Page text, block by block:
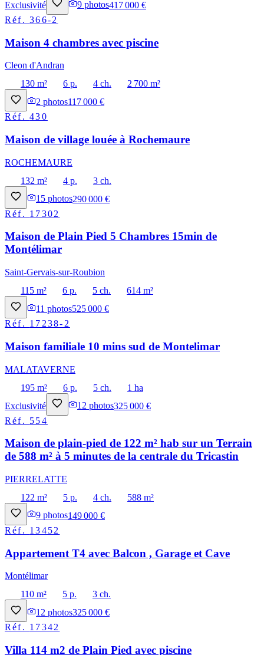
Exclusivité
9 photos417 000 €
Réf.366-2
Maison 4 chambres avec piscine
Cleon d'Andran
130 m²
6 p. 4 ch.
2 700 m²
2 photos117 000 €
Réf.430
Maison de village louée à Rochemaure
ROCHEMAURE
132 m²
4 p.
3 ch.
15 photos290 000 €
Réf. 17302
Maison de Plain Pied 5 Chambres 15min de
Montélimar
Saint-Gervais-sur-Roubion
115 m²
6 p. 5 ch.
614 m²
11 photos525 000 €
Réf. 17238-2
Maison familiale 10 mins sud de Montelimar
MALATAVERNE
195 m²
6 p. 5 ch.
1 ha
Exclusivité
12 photos325 000 €
Réf. 554
Maison de plain-pied de 122 m² hab sur un Terrain
de 588 m² à 5 minutes de la centrale du Tricastin
PIERRELATTE
122 m²
5 p. 4 ch.
588 m²
9 photos149 000 €
Réf. 13452
Appartement T4 avec Balcon , Garage et Cave
Montélimar
110 m²
5 p.
3 ch.
12 photos325 000 €
Réf. 17342
Villa 114 m2 de Plain Pied avec piscine